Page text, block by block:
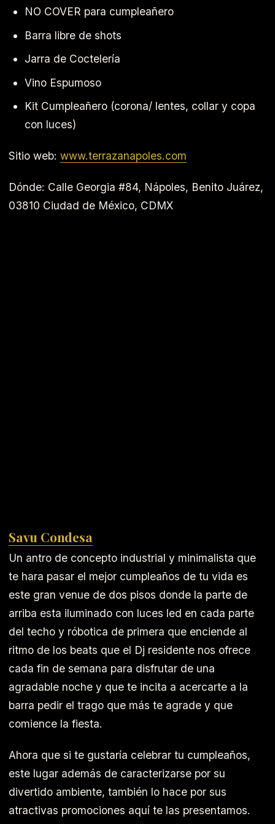
NO COVER para cumpleañero
Barra libre de shots
Jarra de Coctelería
Vino Espumoso
Kit Cumpleañero (corona/ lentes, collar y copa
con luces)
Sitio web: www.terrazanapoles.com
Dónde: Calle Georgia #84, Nápoles, Benito Juárez,
03810 Ciudad de México, CDMX
Savu Condesa
Un antro de concepto industrial y minimalista que
te hara pasar el mejor cumpleaños de tu vida es
este gran venue de dos pisos donde la parte de
arriba esta iluminado con luces led en cada parte
del techo y róbotica de primera que enciende al
ritmo de los beats que el Dj residente nos ofrece
cada fin de semana para disfrutar de una
agradable noche y que te incita a acercarte a la
barra pedir el trago que más te agrade y que
comience la fiesta.
Ahora que si te gustaría celebrar tu cumpleaños,
este lugar además de caracterizarse por su
divertido ambiente, también lo hace por sus
atractivas promociones aquí te las presentamos.